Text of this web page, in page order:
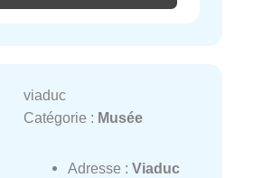
viaduc
Catégorie : Musée
Adresse : Viaduc